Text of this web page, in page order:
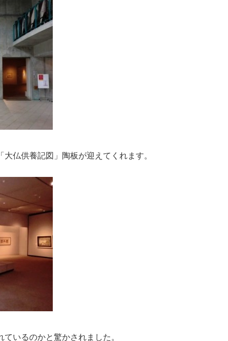
仏供養記図」陶板が迎えてくれます。
いるのかと驚かされました。